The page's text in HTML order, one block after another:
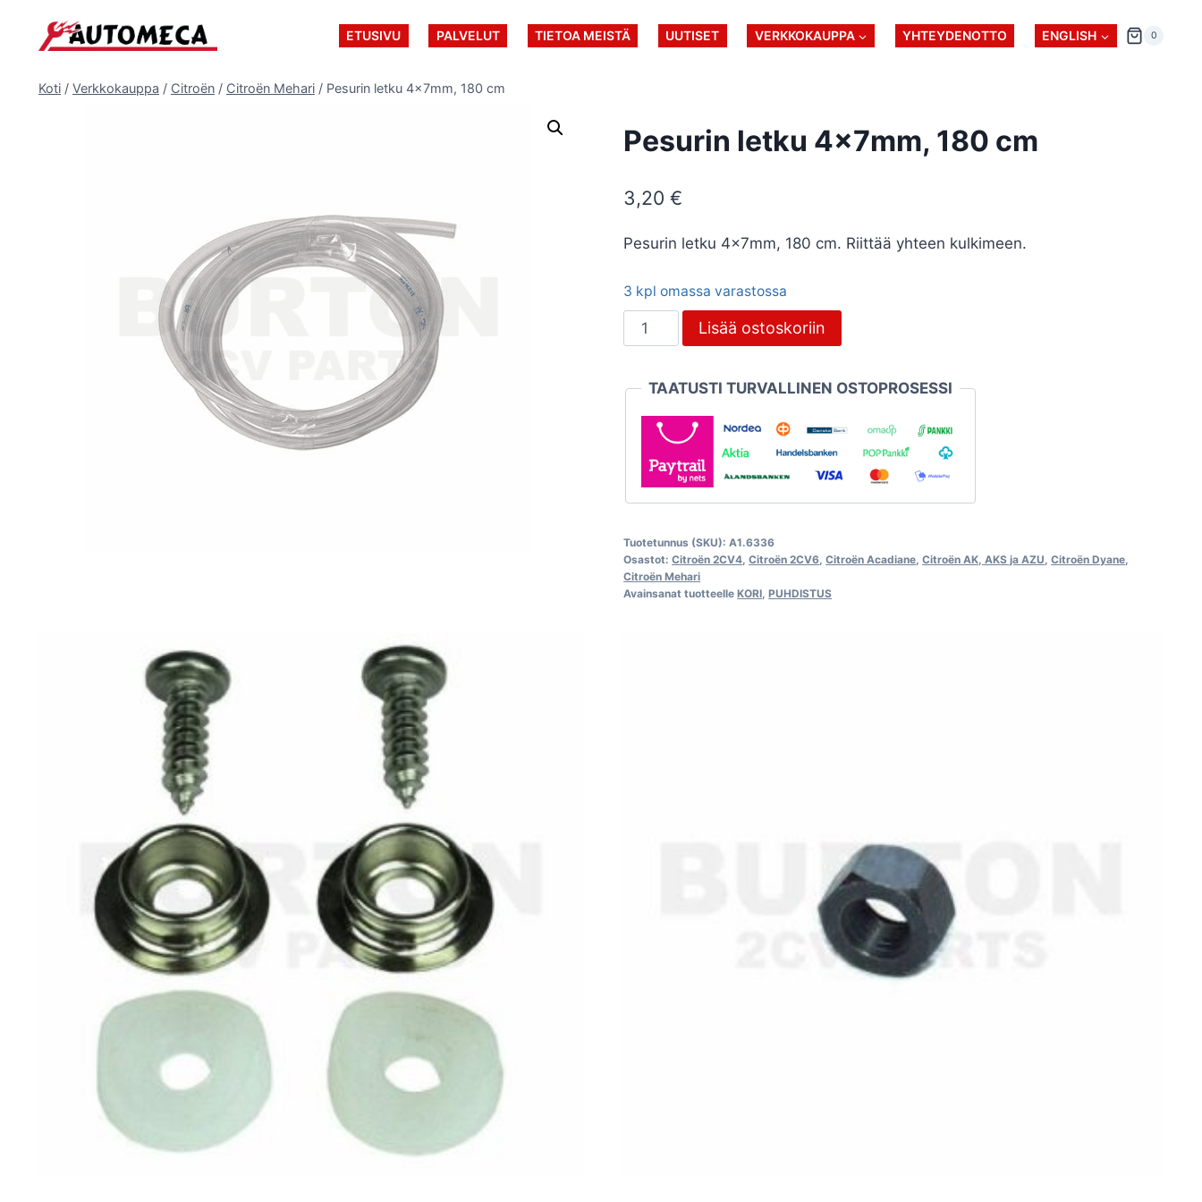
sisältöön
ETUSIVU PALVELUT TIETOA MEISTÄ UUTISET VERKKOKAUPPA YHTEYDENOTTO ENGLISH 0
Koti / Verkkokauppa / Citroën / Citroën Mehari / Pesurin letku 4x7mm, 180 cm
Pesurin letku 4x7mm, 180 cm
3,20€
Pesurin letku 4x7mm, 180 cm. Riittää yhteen kulkimeen.
3 kpl omassa varastossa
Pesurin
letku
180
cm
määrä
Lisää ostoskoriin
TAATUSTI TURVALLINEN OSTOPROSESSI
Tuotetunnus (SKU):A1.6336
Osastot:Citroën 2CV4 ,Citroën 2CV6 ,Citroën Acadiane ,Citroën AK, AKS ja AZU ,Citroën Dyane
Citroën Mehari
Avainsanat tuotteelleKORI ,PUHDISTUS